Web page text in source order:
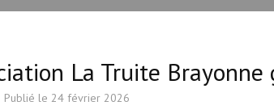
La Truite
Publié le 24 février 2026